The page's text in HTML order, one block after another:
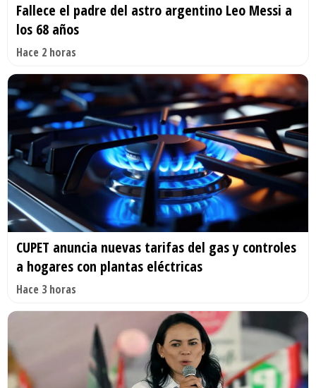
Fallece el padre del astro argentino Leo Messi a
los 68 años
Hace 2 horas
CUPET anuncia nuevas tarifas del gas y controles
a hogares con plantas eléctricas
Hace 3 horas